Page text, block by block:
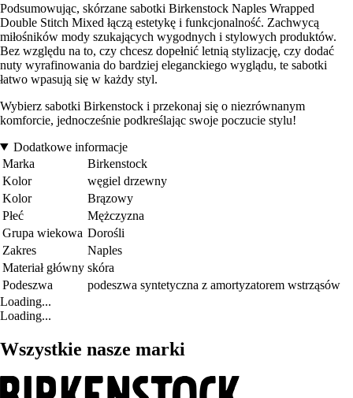
Podsumowując, skórzane sabotki Birkenstock Naples Wrapped
Double Stitch Mixed łączą estetykę i funkcjonalność. Zachwycą
miłośników mody szukających wygodnych i stylowych produktów.
Bez względu na to, czy chcesz dopełnić letnią stylizację, czy dodać
nuty wyrafinowania do bardziej eleganckiego wyglądu, te sabotki
łatwo wpasują się w każdy styl.
Wybierz sabotki Birkenstock i przekonaj się o niezrównanym
komforcie, jednocześnie podkreślając swoje poczucie stylu!
Dodatkowe informacje
Marka
Birkenstock
Kolor
węgiel drzewny
Kolor
Brązowy
Płeć
Mężczyzna
Grupa wiekowa Dorośli
Zakres
Naples
Materiał główny skóra
Podeszwa
podeszwa syntetyczna z amortyzatorem wstrząsów
Loading...
Loading...
Wszystkie nasze marki